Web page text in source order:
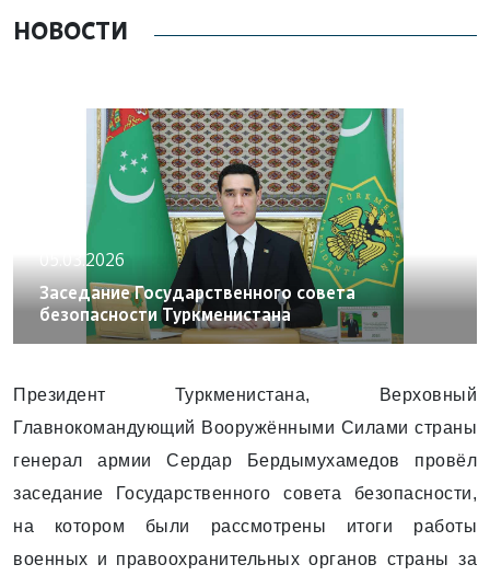
НОВОСТИ
05.03.2026
Заседание Государственного совета
безопасности Туркменистана
Президент Туркменистана, Верховный
Главнокомандующий Вооружёнными Силами страны
генерал армии Сердар Бердымухамедов провёл
заседание Государственного совета безопасности,
на котором были рассмотрены итоги работы
военных и правоохранительных органов страны за